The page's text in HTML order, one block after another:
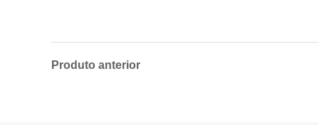
Produto anterior